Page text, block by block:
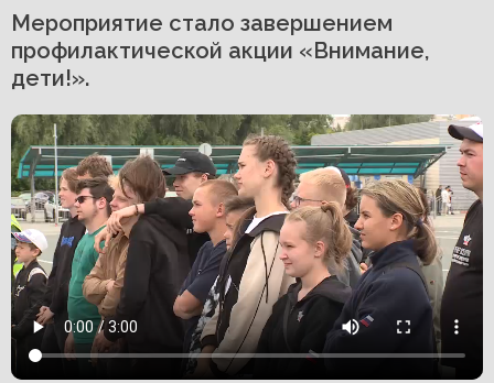
Мероприятие стало завершением
профилактической акции «Внимание,
дети!».